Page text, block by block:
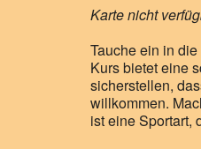
Karte nicht
Tauche ein in
Kurs bietet eine
sicherstellen,
willkommen.
ist eine Sportart,